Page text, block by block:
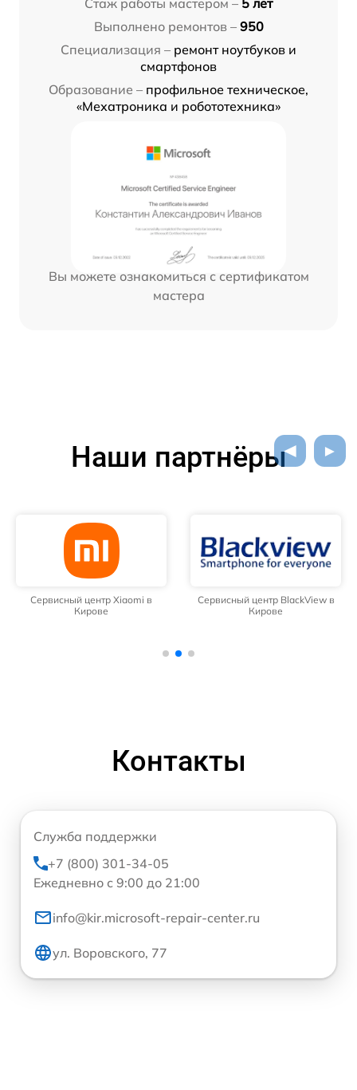
Стаж работы мастером – 5 лет
Выполнено ремонтов – 950
Специализация – ремонт ноутбуков и
смартфонов
Образование – профильное техническое,
«Мехатроника и робототехника»
Вы можете ознакомиться с сертификатом
мастера
Наши партнёры
Сервисный центр Xiaomi в
Кирове
Сервисный центр BlackView в
Кирове
Контакты
Служба поддержки
+7 (800) 301-34-05
Ежедневно с 9:00 до 21:00
info@kir.microsoft-repair-center.ru
ул. Воровского, 77